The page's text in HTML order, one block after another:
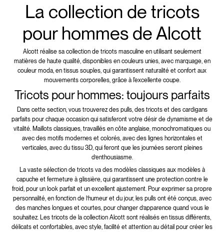
La collection de tricots
pour hommes de Alcott
Alcott réalise sa collection de tricots masculine en utilisant seulement
matières de haute qualité, disponibles en couleurs unies, avec marquage, en
couleur moda, en tissus souples, qui garantissent naturalité et confort aux
mouvements corporelles, grâce à l'excellente coupe.
Tricots pour hommes: toujours parfaits
Dans cette section, vous trouverez des pulls, des tricots et des cardigans
parfaits pour chaque occasion qui satisferont votre désir de dynamisme et de
vitalité. Maillots classiques, travaillés en côte anglaise, monochromatiques ou
avec des motifs modernes et colorés, avec des lignes horizontales et
verticales, avec du tissu 3D, qui feront que les journées seront pleines
d’enthousiasme.
La vaste sélection de tricots va des modèles classiques aux modèles à
capuche et fermeture à glissière, qui garantissent une protection contre le
froid, pour un look parfait et un excellent ajustement. Pour exprimer sa propre
personnalité, en fonction de l’humeur et du jour, les pulls ont été conçus, avec
des manches longues et courtes, pour changer d’apparence quand vous le
souhaitez. Les tricots de la collection Alcott sont réalisés en tissus différents,
délicats et confortables, avec style, facilité et attention au détail pour créer les